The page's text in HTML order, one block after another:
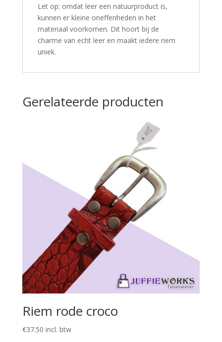
Let op: omdat leer een natuurproduct is,
kunnen er kleine oneffenheden in het
materiaal voorkomen. Dit hoort bij de
charme van echt leer en maakt iedere riem
uniek.
Gerelateerde producten
Riem rode croco
€37.50 incl. btw